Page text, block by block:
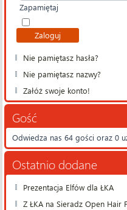
Zapamiętaj
Nie pamiętasz hasła?
Nie pamiętasz nazwy?
Załóż swoje konto!
Gość
Odwiedza nas 64 gości oraz 0
Ostatnio dodane
Prezentacja Elfów dla ŁKA
Z ŁKA na Sieradz Open Hair